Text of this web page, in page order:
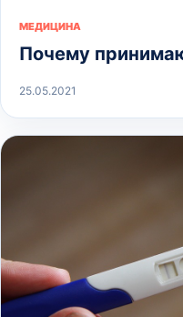
МЕДИЦИНА
Почему
25.05.2021